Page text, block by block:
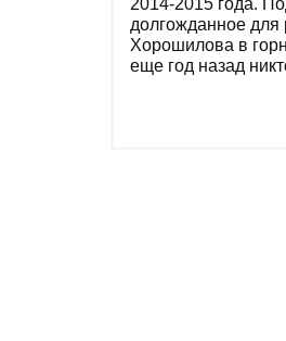
2014-2015 года.
долгожданное
Хорошилова в
еще год назад